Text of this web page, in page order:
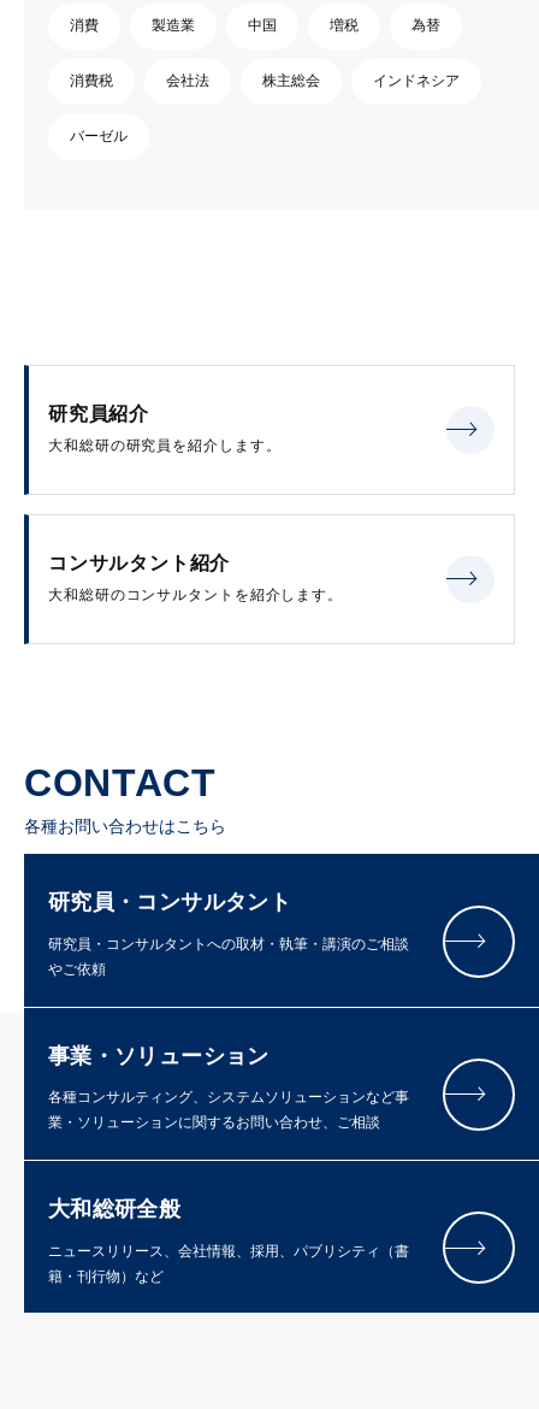
消費 製造業 中国 増税 為替
消費税 会社法 株主総会 インドネシア
バーゼル
研究員紹介
大和総研の研究員を紹介します。
コンサルタント紹介
大和総研のコンサルタントを紹介します。
CONTACT
各種お問い合わせはこちら
研究員・コンサルタント
研究員・コンサルタントへの取材・執筆・講演のご相談
やご依頼
事業・ソリューション
各種コンサルティング、システムソリューションなど事
業・ソリューションに関するお問い合わせ、ご相談
大和総研全般
ニュースリリース、会社情報、採用、パブリシティ（書
籍・刊行物）など